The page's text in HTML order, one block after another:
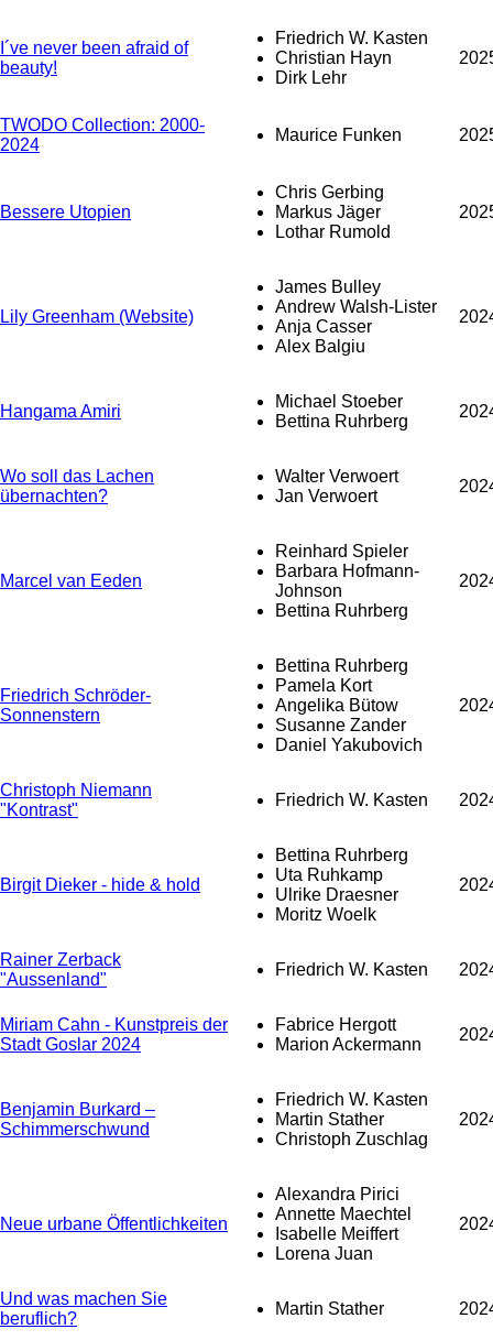
I´ve never been afraid of
beauty!
Friedrich W. Kasten
Christian Hayn
Dirk Lehr
TWODO Collection: 2000-
2024
Maurice Funken
Bessere Utopien
Chris Gerbing
Markus Jäger
Lothar Rumold
Lily Greenham (Website)
James Bulley
Andrew Walsh-Lister
Anja Casser
Alex Balgiu
Hangama Amiri
Michael Stoeber
Bettina Ruhrberg
Wo soll das Lachen
übernachten?
Walter Verwoert
Jan Verwoert
Marcel van Eeden
Reinhard Spieler
Barbara Hofmann-
Johnson
Bettina Ruhrberg
Friedrich Schröder-
Sonnenstern
Bettina Ruhrberg
Pamela Kort
Angelika Bütow
Susanne Zander
Daniel Yakubovich
Christoph Niemann
"Kontrast"
Friedrich W. Kasten
Birgit Dieker - hide & hold
Bettina Ruhrberg
Uta Ruhkamp
Ulrike Draesner
Moritz Woelk
Rainer Zerback
"Aussenland"
Friedrich W. Kasten
Miriam Cahn - Kunstpreis der
Stadt Goslar 2024
Fabrice Hergott
Marion Ackermann
Benjamin Burkard –
Schimmerschwund
Friedrich W. Kasten
Martin Stather
Christoph Zuschlag
Neue urbane Öffentlichkeiten
Alexandra Pirici
Annette Maechtel
Isabelle Meiffert
Lorena Juan
Und was machen Sie
beruflich?
Martin Stather